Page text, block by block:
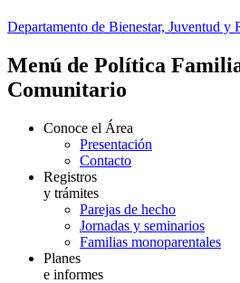
Departamento de Bienestar, Juventud y
Menú de Política
Comunitario
Conoce el Área
Presentación
Contacto
Registros
y trámites
Parejas de hecho
Jornadas y seminarios
Familias monoparentales
Planes
e informes